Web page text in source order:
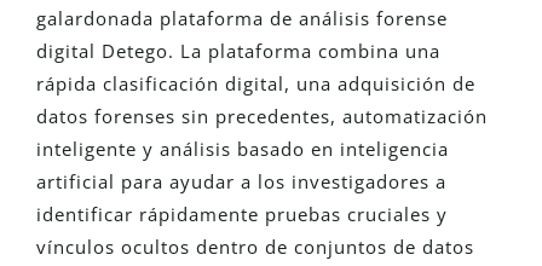
galardonada plataforma de análisis forense
digital Detego. La plataforma combina una
rápida clasificación digital, una adquisición de
datos forenses sin precedentes, automatización
inteligente y análisis basado en inteligencia
artificial para ayudar a los investigadores a
identificar rápidamente pruebas cruciales y
vínculos ocultos dentro de conjuntos de datos